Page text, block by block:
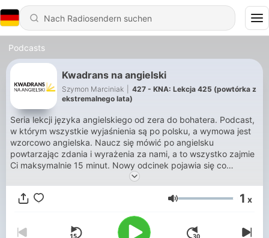
Podcasts
Kwadrans na angielski
Szymon Marciniak
427 - KNA: Lekcja 425 (powtórka z
ekstremalnego lata)
Seria lekcji języka angielskiego od zera do bohatera. Podcast,
w którym wszystkie wyjaśnienia są po polsku, a wymowa jest
wzorcowo angielska. Naucz się mówić po angielsku
powtarzając zdania i wyrażenia za nami, a to wszystko zajmie
Ci maksymalnie 15 minut. Nowy odcinek pojawia się co
czwartek. Jeżeli doceniasz moją pracę nad podcastem, to
zostań Patronem KNA dzięki stronie
www.patronite.pl/kwadrans. Nie wiesz czym jest Patronite?
https://kwadransnaangielski.pl/wsparcie
#polskipodcast
Lautstärke 1 x